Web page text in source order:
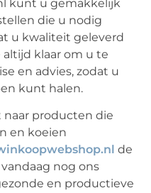
kunt u gemakkelijk
die u nodig
u kwaliteit geleverd
klaar om u te
en advies, zodat u
kunt halen.
naar producten die
en koeien
de
nog ons
en productieve